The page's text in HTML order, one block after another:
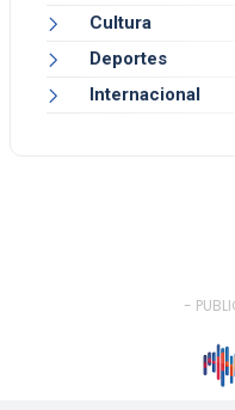
Cultura
Deportes
Internacional
-